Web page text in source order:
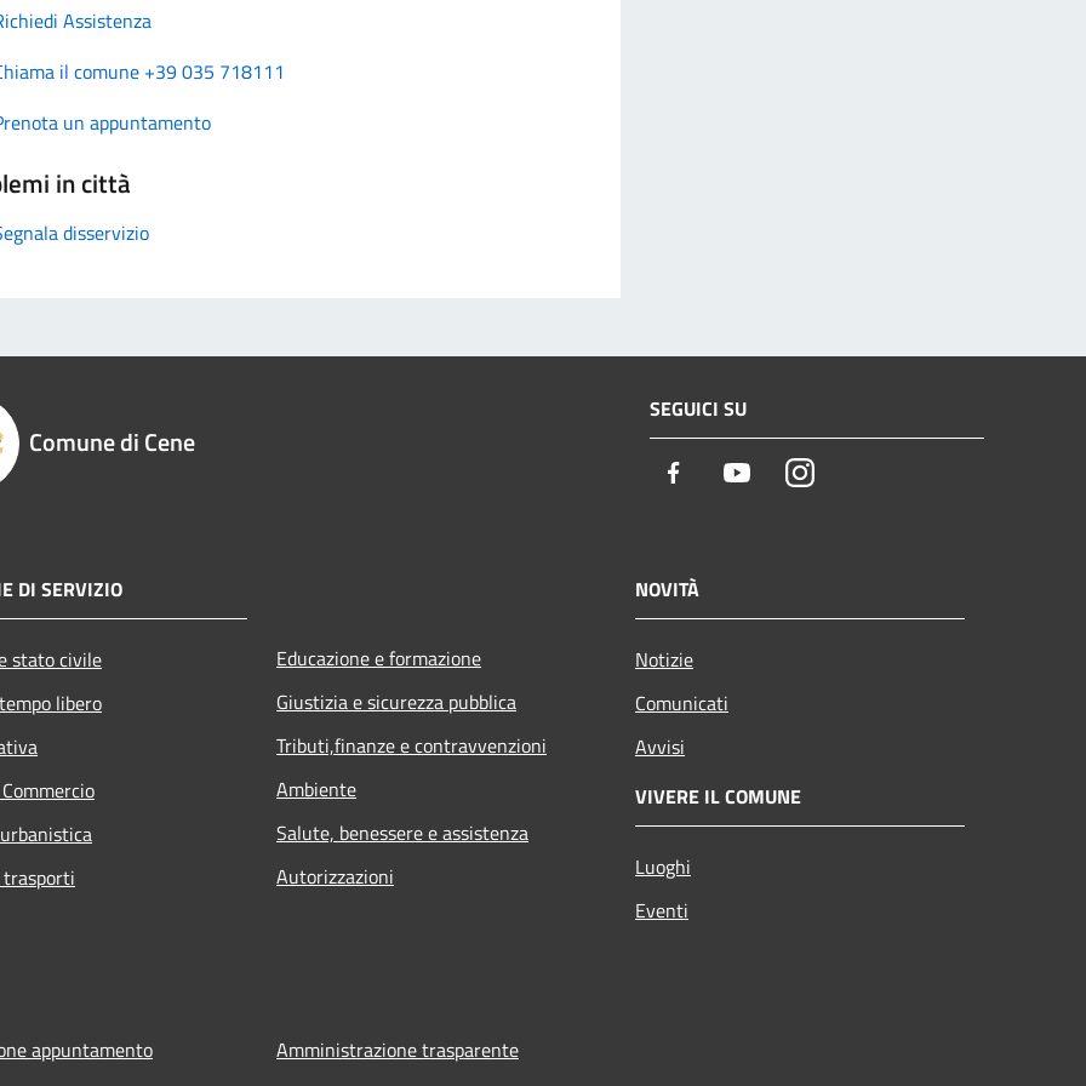
Assistenza
il comune +39 035 718111
un appuntamento
in città
disservizio
Comune di Cene
SEGUICI SU
Facebook YoutubeInstagram
DI SERVIZIO
stato civile
libero
Educazione e formazione
Giustizia e sicurezza pubblica
Tributi,finanze e contravvenzioni
Ambiente
Salute, benessere e assistenza
Autorizzazioni
NOVITÀ
Notizie
Comunicati
Avvisi
VIVERE IL COMUNE
Luoghi
Eventi
appuntamento
Amministrazione trasparente